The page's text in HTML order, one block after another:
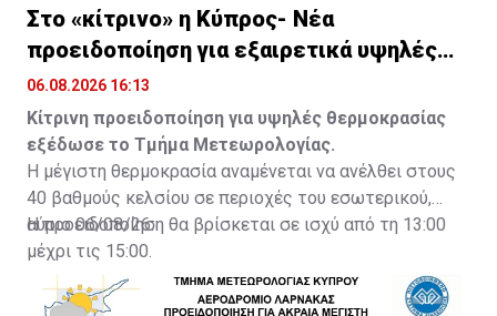
Στο «κίτρινο» η Κύπρος- Νέα
προειδοποίηση για εξαιρετικά υψηλές
θερμοκρασίες
06.08.2026 16:13
Κίτρινη προειδοποίηση για υψηλές θερμοκρασίας
εξέδωσε το Τμήμα Μετεωρολογίας.
Η μέγιστη θερμοκρασία αναμένεται να ανέλθει στους
40 βαθμούς κελσίου σε περιοχές του εσωτερικού,
αύριο 06/08/26.
Η προειδοποίηση θα βρίσκεται σε ισχύ από τη 13:00
μέχρι τις 15:00.